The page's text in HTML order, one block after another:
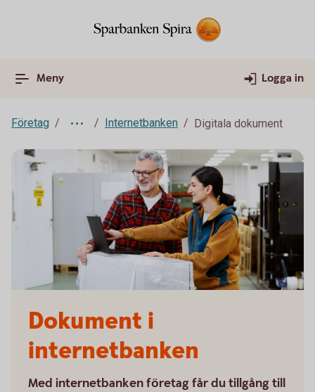
Meny Logga in
Företag Internetbanken Digitala dokument
Dokument i
internetbanken
Med internetbanken företag får du tillgång till